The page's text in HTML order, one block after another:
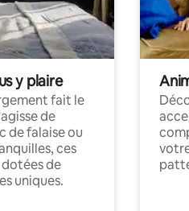
y plaire
fait le
de
de falaise ou
ces
de
uniques.